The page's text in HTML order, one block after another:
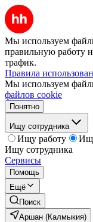
Мы используем
правильную работу
трафик.
Правила
Мы используем
файлов cookie
Понятно
Ищу сотрудника
Ищу работу
Ищу сотрудника
Сервисы
Помощь
Ещё
Поиск
Аршан (Калмыкия)